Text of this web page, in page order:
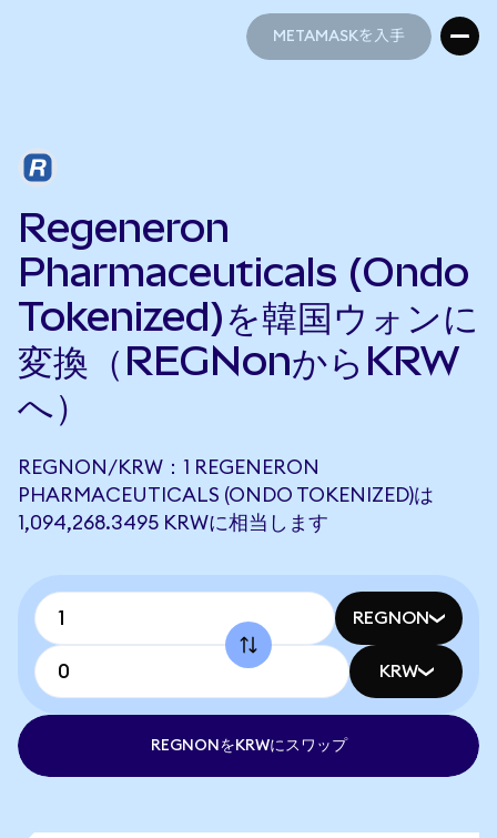
METAMASKを入手
Regeneron
Pharmaceuticals (Ondo
Tokenized)を韓国ウォンに
変換（REGNonからKRW
へ）
REGNON/KRW：1 REGENERON
PHARMACEUTICALS (ONDO TOKENIZED)は
1,094,268.3495 KRWに相当します
REGNON
KRW
REGNONをKRWにスワップ